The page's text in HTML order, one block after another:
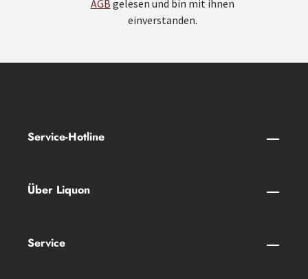
AGB gelesen und bin mit ihnen
einverstanden.
Service-Hotline
Über Liquon
Service